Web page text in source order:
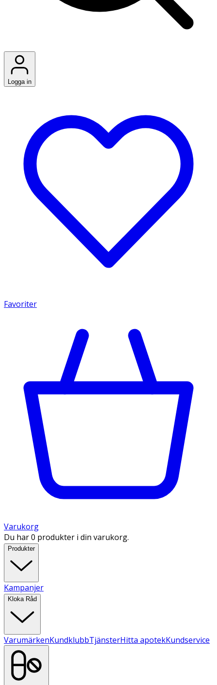
Logga in
Favoriter
Varukorg
Du har 0 produkter i din varukorg.
Produkter
Kampanjer
Kloka Råd
VarumärkenKundklubbTjänsterHitta apotekKundservice